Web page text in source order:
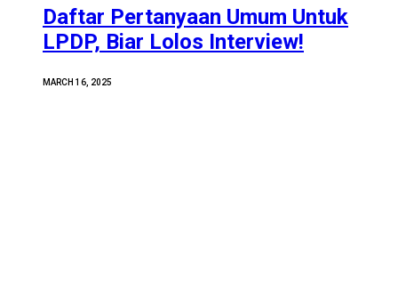
Daftar Pertanyaan Umum Untuk
LPDP, Biar Lolos Interview!
MARCH 16, 2025